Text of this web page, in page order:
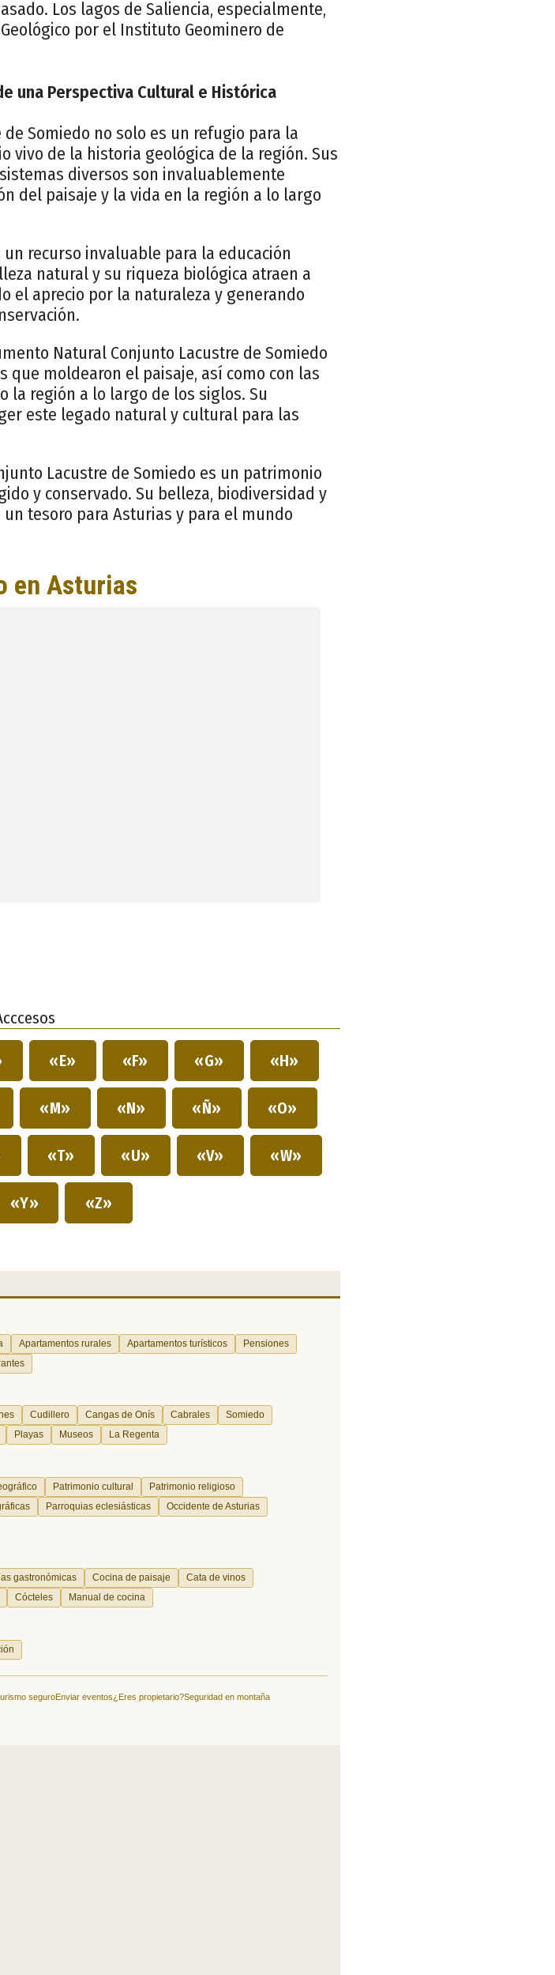
Los lagos de Saliencia, especialmente,
por el Instituto Geominero de
una Perspectiva Cultural e Histórica
Somiedo no solo es un refugio para la
vivo de la historia geológica de la región. Sus
diversos son invaluablemente
del paisaje y la vida en la región a lo largo
recurso invaluable para la educación
natural y su riqueza biológica atraen a
el aprecio por la naturaleza y generando
Natural Conjunto Lacustre de Somiedo
que moldearon el paisaje, así como con las
la región a lo largo de los siglos. Su
este legado natural y cultural para las
Lacustre de Somiedo es un patrimonio
y conservado. Su belleza, biodiversidad y
tesoro para Asturias y para el mundo
«E» «F» «G» «H»
«M» «N» «Ñ» «O»
«T» «U» «V» «W»
«Y» «Z»